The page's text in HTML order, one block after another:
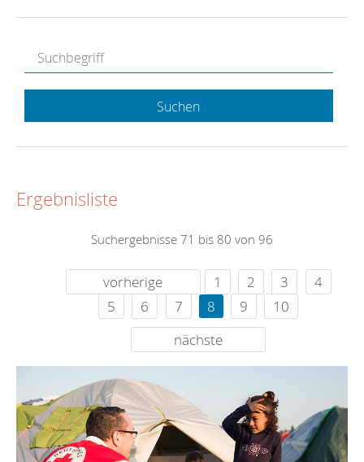
Suchen
Ergebnisliste
Suchergebnisse 71 bis 80 von 96
vorherige 1 2 3
4
5
6 7 8 9
10
nächste